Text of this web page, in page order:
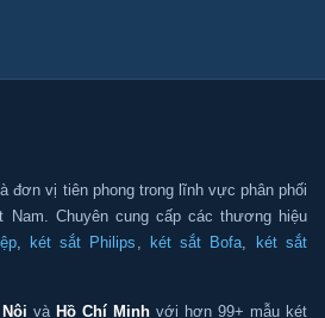
đơn vị tiên phong trong lĩnh vực phân phối
Nam. Chuyên cung cấp các thương hiệu
, két sắt Philips két sắt Bofa
két sắt
và Hồ Chí Minh với hơn 99+ mẫu két